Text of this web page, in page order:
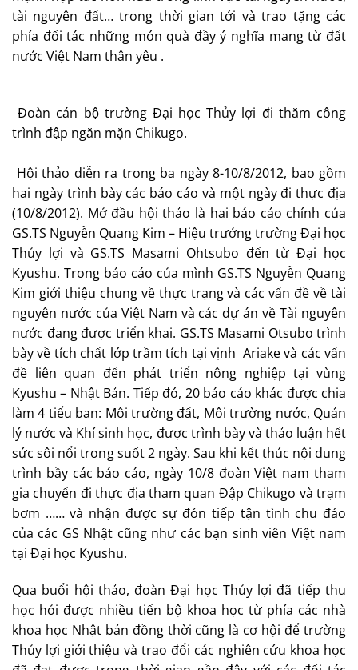
tài nguyên đất… trong thời gian tới và trao tặng các
phía đối tác những món quà đầy ý nghĩa mang từ đất
nước Việt Nam thân yêu .
Đoàn cán bộ trường Đại học Thủy lợi đi thăm công
trình đập ngăn mặn Chikugo.
Hội thảo diễn ra trong ba ngày 8-10/8/2012, bao gồm
hai ngày trình bày các báo cáo và một ngày đi thực địa
(10/8/2012). Mở đầu hội thảo là hai báo cáo chính của
GS.TS Nguyễn Quang Kim – Hiệu trưởng trường Đại học
Thủy lợi và GS.TS Masami Ohtsubo đến từ Đại học
Kyushu. Trong báo cáo của mình GS.TS Nguyễn Quang
Kim giới thiệu chung về thực trạng và các vấn đề về tài
nguyên nước của Việt Nam và các dự án về Tài nguyên
nước đang được triển khai. GS.TS Masami Otsubo trình
bày về tích chất lớp trầm tích tại vịnh Ariake và các vấn
đề liên quan đến phát triển nông nghiệp tại vùng
Kyushu – Nhật Bản. Tiếp đó, 20 báo cáo khác được chia
làm 4 tiểu ban: Môi trường đất, Môi trường nước, Quản
lý nước và Khí sinh học, được trình bày và thảo luận hết
sức sôi nổi trong suốt 2 ngày. Sau khi kết thúc nội dung
trình bầy các báo cáo, ngày 10/8 đoàn Việt nam tham
gia chuyến đi thực địa tham quan Đập Chikugo và trạm
bơm …… và nhận được sự đón tiếp tận tình chu đáo
của các GS Nhật cũng như các bạn sinh viên Việt nam
tại Đại học Kyushu.
Qua buổi hội thảo, đoàn Đại học Thủy lợi đã tiếp thu
học hỏi được nhiều tiến bộ khoa học từ phía các nhà
khoa học Nhật bản đồng thời cũng là cơ hội để trường
Thủy lợi giới thiệu và trao đổi các nghiên cứu khoa học